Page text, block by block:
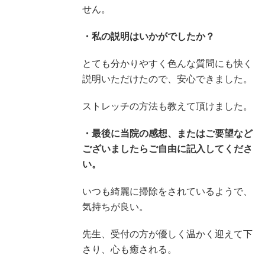
せん。
・私の説明はいかがでしたか？
とても分かりやすく色んな質問にも快く
説明いただけたので、安心できました。
ストレッチの方法も教えて頂けました。
・最後に当院の感想、またはご要望など
ございましたらご自由に記入してくださ
い。
いつも綺麗に掃除をされているようで、
気持ちが良い。
先生、受付の方が優しく温かく迎えて下
さり、心も癒される。